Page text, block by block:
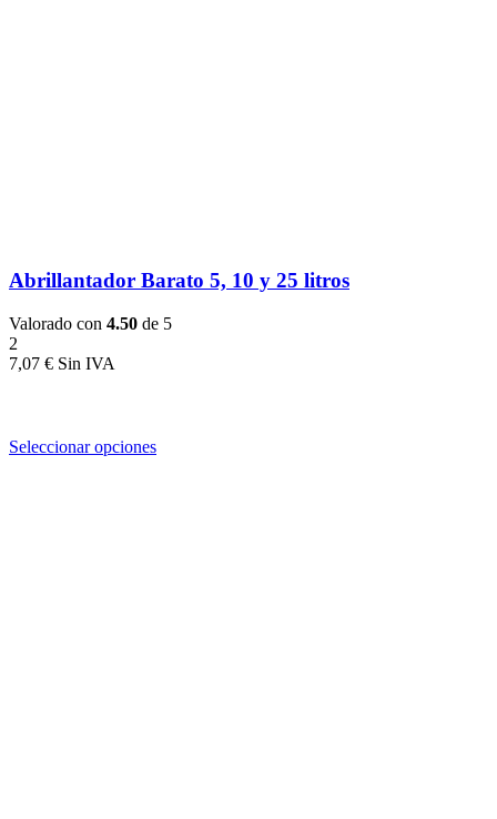
Abrillantador Barato 5, 10 y 25 litros
Valorado con 4.50 de 5
2
7,07 €
Seleccionar opciones